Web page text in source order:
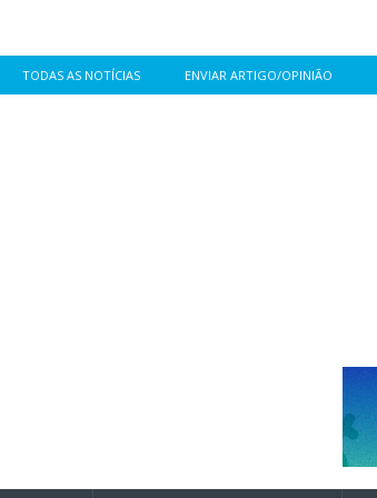
TODAS AS NOTÍCIAS ENVIAR ARTIGO/OPINIÃO